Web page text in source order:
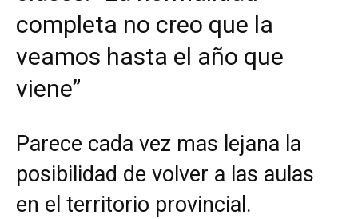
completa no creo que la
veamos hasta el año que
viene”
Parece cada vez mas lejana la
posibilidad de volver a las aulas
en el territorio provincial.